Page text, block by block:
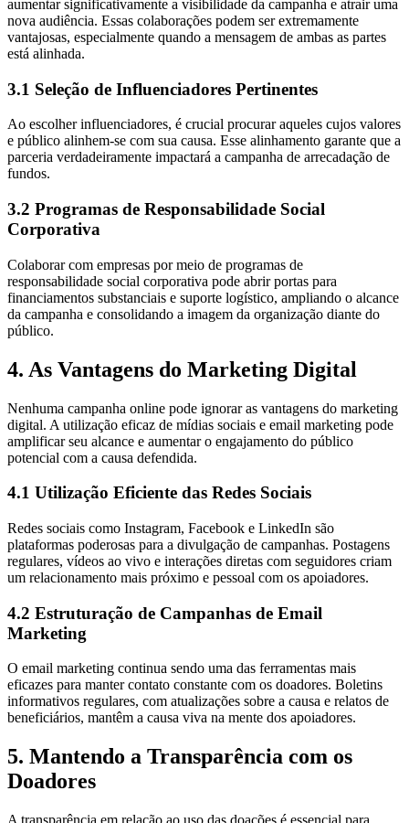
aumentar significativamente a visibilidade da campanha e atrair uma
nova audiência. Essas colaborações podem ser extremamente
vantajosas, especialmente quando a mensagem de ambas as partes
está alinhada.
3.1 Seleção de Influenciadores Pertinentes
Ao escolher influenciadores, é crucial procurar aqueles cujos valores
e público alinhem-se com sua causa. Esse alinhamento garante que a
parceria verdadeiramente impactará a campanha de arrecadação de
fundos.
3.2 Programas de Responsabilidade Social
Corporativa
Colaborar com empresas por meio de programas de
responsabilidade social corporativa pode abrir portas para
financiamentos substanciais e suporte logístico, ampliando o alcance
da campanha e consolidando a imagem da organização diante do
público.
4. As Vantagens do Marketing Digital
Nenhuma campanha online pode ignorar as vantagens do marketing
digital. A utilização eficaz de mídias sociais e email marketing pode
amplificar seu alcance e aumentar o engajamento do público
potencial com a causa defendida.
4.1 Utilização Eficiente das Redes Sociais
Redes sociais como Instagram, Facebook e LinkedIn são
plataformas poderosas para a divulgação de campanhas. Postagens
regulares, vídeos ao vivo e interações diretas com seguidores criam
um relacionamento mais próximo e pessoal com os apoiadores.
4.2 Estruturação de Campanhas de Email
Marketing
O email marketing continua sendo uma das ferramentas mais
eficazes para manter contato constante com os doadores. Boletins
informativos regulares, com atualizações sobre a causa e relatos de
beneficiários, mantêm a causa viva na mente dos apoiadores.
5. Mantendo a Transparência com os
Doadores